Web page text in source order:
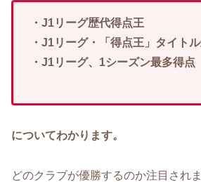
・J1リーグ歴代得点王
・J1リーグ・「得点王」タイト
・J1リーグ、1シーズン最多得点
についてわかります。
どのクラブが優勝するのか注目され